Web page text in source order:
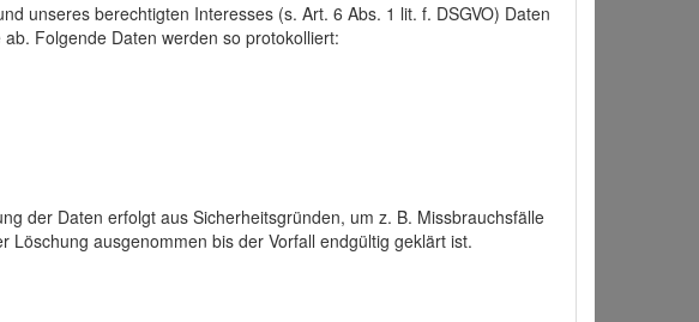
unseres berechtigten Interesses (s. Art. 6 Abs. 1 lit. f. DSGVO) Daten
Folgende Daten werden so protokolliert:
der Daten erfolgt aus Sicherheitsgründen, um z. B. Missbrauchsfälle
ausgenommen bis der Vorfall endgültig geklärt ist.